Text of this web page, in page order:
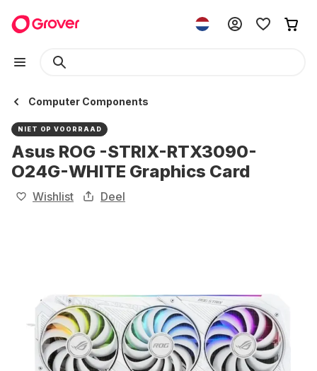
Computer Components
NIET OP VOORRAAD
Asus ROG -STRIX-RTX3090-
O24G-WHITE Graphics Card
Wishlist Deel